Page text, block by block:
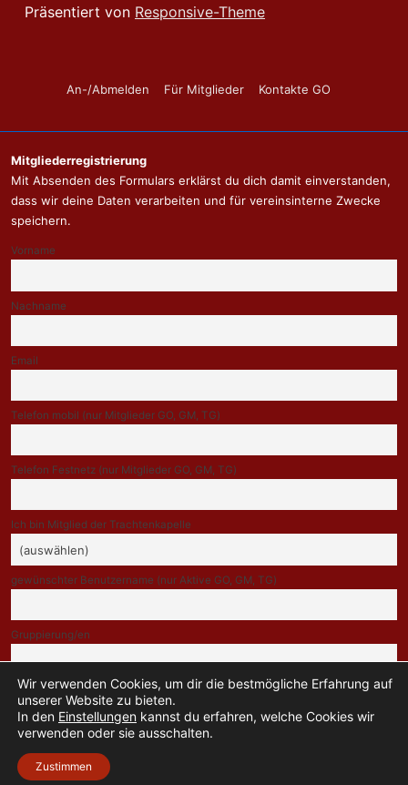
Präsentiert von Responsive-Theme
Footer-
An-/Abmelden Für Mitglieder Kontakte GO
Mitgliederregistrierung
Mit Absenden des Formulars erklärst du dich damit einverstanden,
dass wir deine Daten verarbeiten und für vereinsinterne Zwecke
speichern.
Vorname
Nachname
Email
Telefon mobil (nur Mitglieder GO, GM, TG)
Telefon Festnetz (nur Mitglieder GO, GM, TG)
Ich bin Mitglied der Trachtenkapelle
gewünschter Benutzername (nur Aktive GO, GM, TG)
Gruppierung/en
Indem Du fortfährst, akzeptierst Du unsere Datenschutzerklärung.
Wir verwenden Cookies, um dir die bestmögliche Erfahrung auf
unserer Website zu bieten.
In den Einstellungen kannst du erfahren, welche Cookies wir
verwenden oder sie ausschalten.
Zustimmen